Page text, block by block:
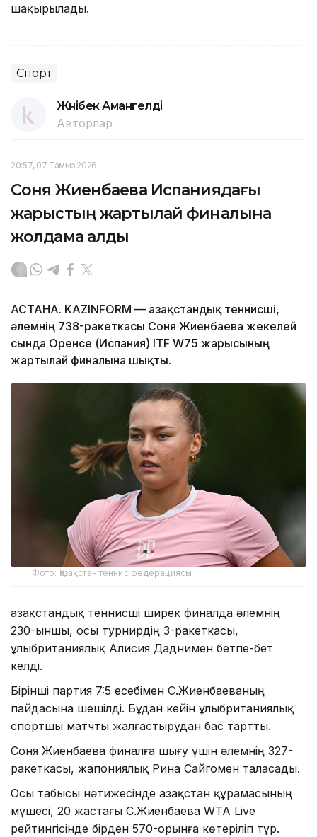
шақырылады.
Спорт
Жәнібек Амангелді
Авторлар
20:57, 07 Тамыз 2026
Соня Жиенбаева Испаниядағы
жарыстың жартылай финалына
жолдама алды
АСТАНА. KAZINFORM — Қазақстандық теннисші,
әлемнің 738-ракеткасы Соня Жиенбаева жекелей
сында Оренсе (Испания) ITF W75 жарысының
жартылай финалына шықты.
Фото: Қазақстан теннис федерациясы
Қазақстандық теннисші ширек финалда әлемнің
230-ыншы, осы турнирдің 3-ракеткасы,
ұлыбританиялық Алисия Даднимен бетпе-бет
келді.
Бірінші партия 7:5 есебімен С.Жиенбаеваның
пайдасына шешілді. Бұдан кейін ұлыбританиялық
спортшы матчты жалғастырудан бас тартты.
Соня Жиенбаева финалға шығу үшін әлемнің 327-
ракеткасы, жапониялық Рина Сайгомен таласады.
Осы табысы нәтижесінде Қазақстан құрамасының
мүшесі, 20 жастағы С.Жиенбаева WTA Live
рейтингісінде бірден 570-орынға көтеріліп тұр.